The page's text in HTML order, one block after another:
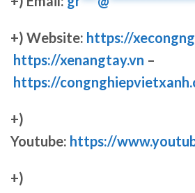
+) Website: https://
https://xenangtay.vn –
https://
+)
Youtube: https://
+)